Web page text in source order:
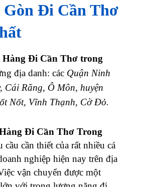
Gòn Đi Cần Thơ
Hàng Đi Cần Thơ trong
địa danh: các Quận Ninh
Cái Răng, Ô Môn, huyện
Nốt, Vĩnh Thạnh, Cờ Đỏ.
Đi Cần Thơ Trong
cầu cần thiết của rất nhiều cá
nghiệp hiện nay trên địa
vận chuyển được một